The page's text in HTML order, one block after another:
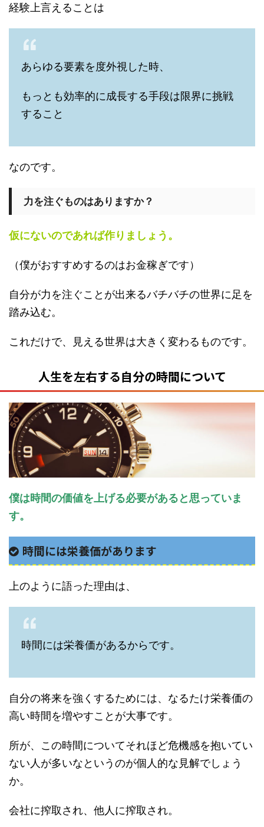
経験上言えることは
あらゆる要素を度外視した時、
もっとも効率的に成長する手段は限界に挑戦
すること
なのです。
力を注ぐものはありますか？
仮にないのであれば作りましょう。
（僕がおすすめするのはお金稼ぎです）
自分が力を注ぐことが出来るバチバチの世界に足を
踏み込む。
これだけで、見える世界は大きく変わるものです。
人生を左右する自分の時間について
僕は時間の価値を上げる必要があると思っていま
す。
時間には栄養価があります
上のように語った理由は、
時間には栄養価があるからです。
自分の将来を強くするためには、なるたけ栄養価の
高い時間を増やすことが大事です。
所が、この時間についてそれほど危機感を抱いてい
ない人が多いなというのが個人的な見解でしょう
か。
会社に搾取され、他人に搾取され。